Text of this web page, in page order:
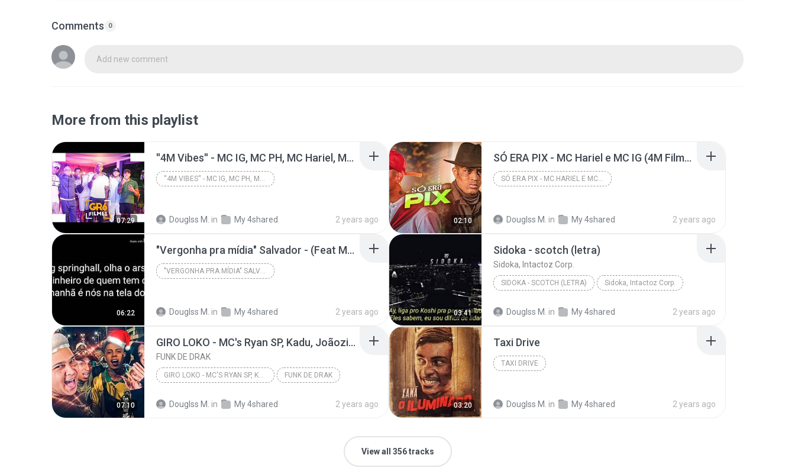
Comments 0
Add new comment
More from this playlist
07:29
''4M Vibes'' - MC IG, MC PH, MC Hariel, MC Pedrinho, MC Davi, MC Leh e Luki (GR6 Explode) DJ Oreia
''4M VIBES'' - MC IG, MC PH, MC HARIEL, MC PEDRINH...
Douglss M. in My 4shared 2 years ago 02:10
SÓ ERA PIX - MC Hariel e MC IG (4M Filmes)
SÓ ERA PIX - MC HARIEL E MC IG (4M FILMES)
Douglss M. in My 4shared 2 years ago
06:22
"Vergonha pra mídia" Salvador - (Feat Mc Ryan SP/ Nog /Kevin/ Lele JP) *Letra*
"VERGONHA PRA MÍDIA" SALVADOR - (FEAT MC RYAN SP...
Douglss M. in My 4shared 2 years ago 03:41
Sidoka - scotch (letra)
Sidoka, Intactoz Corp.
SIDOKA - SCOTCH (LETRA) Sidoka, Intactoz Corp.
Douglss M. in My 4shared 2 years ago
07:10
GIRO LOKO - MC's Ryan SP, Kadu, Joãozinho VT, Tuto, Kanhoto e Magal (DJ Boy)
FUNK DE DRAK
GIRO LOKO - MC'S RYAN SP, KADU, JOÃOZINHO VT, TUTO... FUNK DE DRAK
Douglss M. in My 4shared 2 years ago 03:20
Taxi Drive
TAXI DRIVE
Douglss M. in My 4shared 2 years ago
View all 356 tracks